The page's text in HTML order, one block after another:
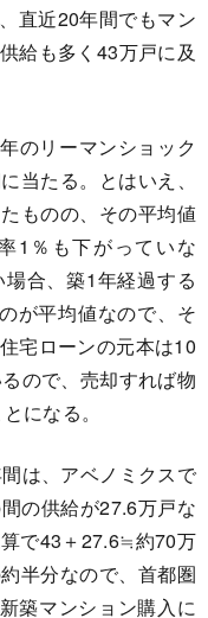
直近20年間でもマン
給も多く43万戸に及
のリーマンショック
当たる。とはいえ、
ものの、その平均値
1％も下がっていな
合、築1年経過する
が平均値なので、そ
宅ローンの元本は10
ので、売却すれば物
になる。
は、アベノミクスで
の供給が27.6万戸な
で43＋27.6≒約70万
半分なので、首都圏
築マンション購入に